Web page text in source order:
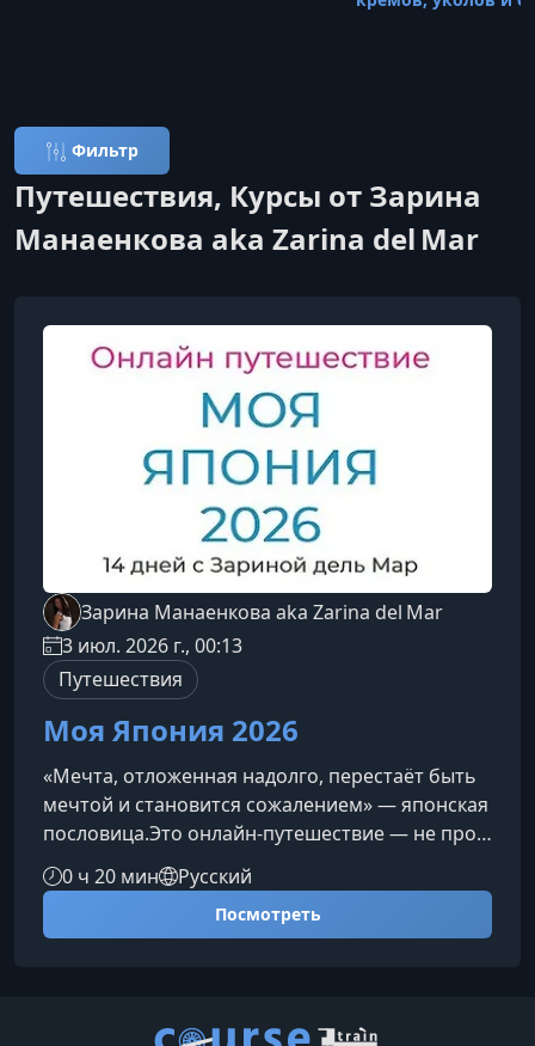
Фильтр
Путешествия, Курсы от Зарина
Манаенкова aka Zarina del Mar
Зарина Манаенкова aka Zarina del Mar
3 июл. 2026 г., 00:13
Путешествия
Моя Япония 2026
«Мечта, отложенная надолго, перестаёт быть
мечтой и становится сожалением» — японская
пословица.Это онлайн‑путешествие — не про
Японию. Это путешествие про тебя: про
остановку, тело, тишину и возвращение к себе
— без перелётов и чемоданов.Почему именно
ЯпонияЯпония — не просто страна. Это
путешествие превращается в практику.Личный
0 ч 20 мин Русский
Посмотреть